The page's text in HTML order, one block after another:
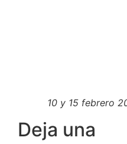
10 y 15 febrero
Deja una